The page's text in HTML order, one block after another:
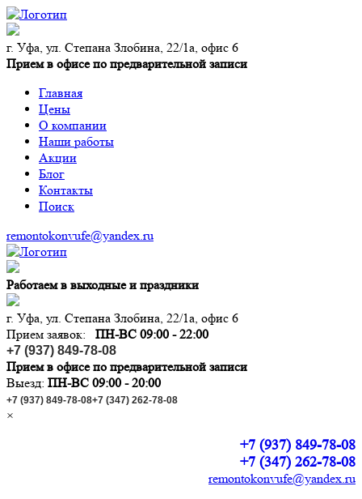
г. Уфа, ул. Степана Злобина, 22/1а, офис 6
Прием в офисе по предварительной записи
Главная
Цены
О компании
Наши работы
Акции
Блог
Контакты
Поиск
remontokonvufe@yandex.ru
Работаем в выходные и праздники
г. Уфа, ул. Степана Злобина, 22/1а, офис 6
Прием заявок: ПН-ВС 09:00 - 22:00
+7 (937) 849-78-08
Прием в офисе по предварительной записи
Выезд: ПН-ВС 09:00 - 20:00
+7 (937) 849-78-08+7 (347) 262-78-08
×
+7 (937) 849-78-08
+7 (347) 262-78-08
remontokonvufe@yandex.ru